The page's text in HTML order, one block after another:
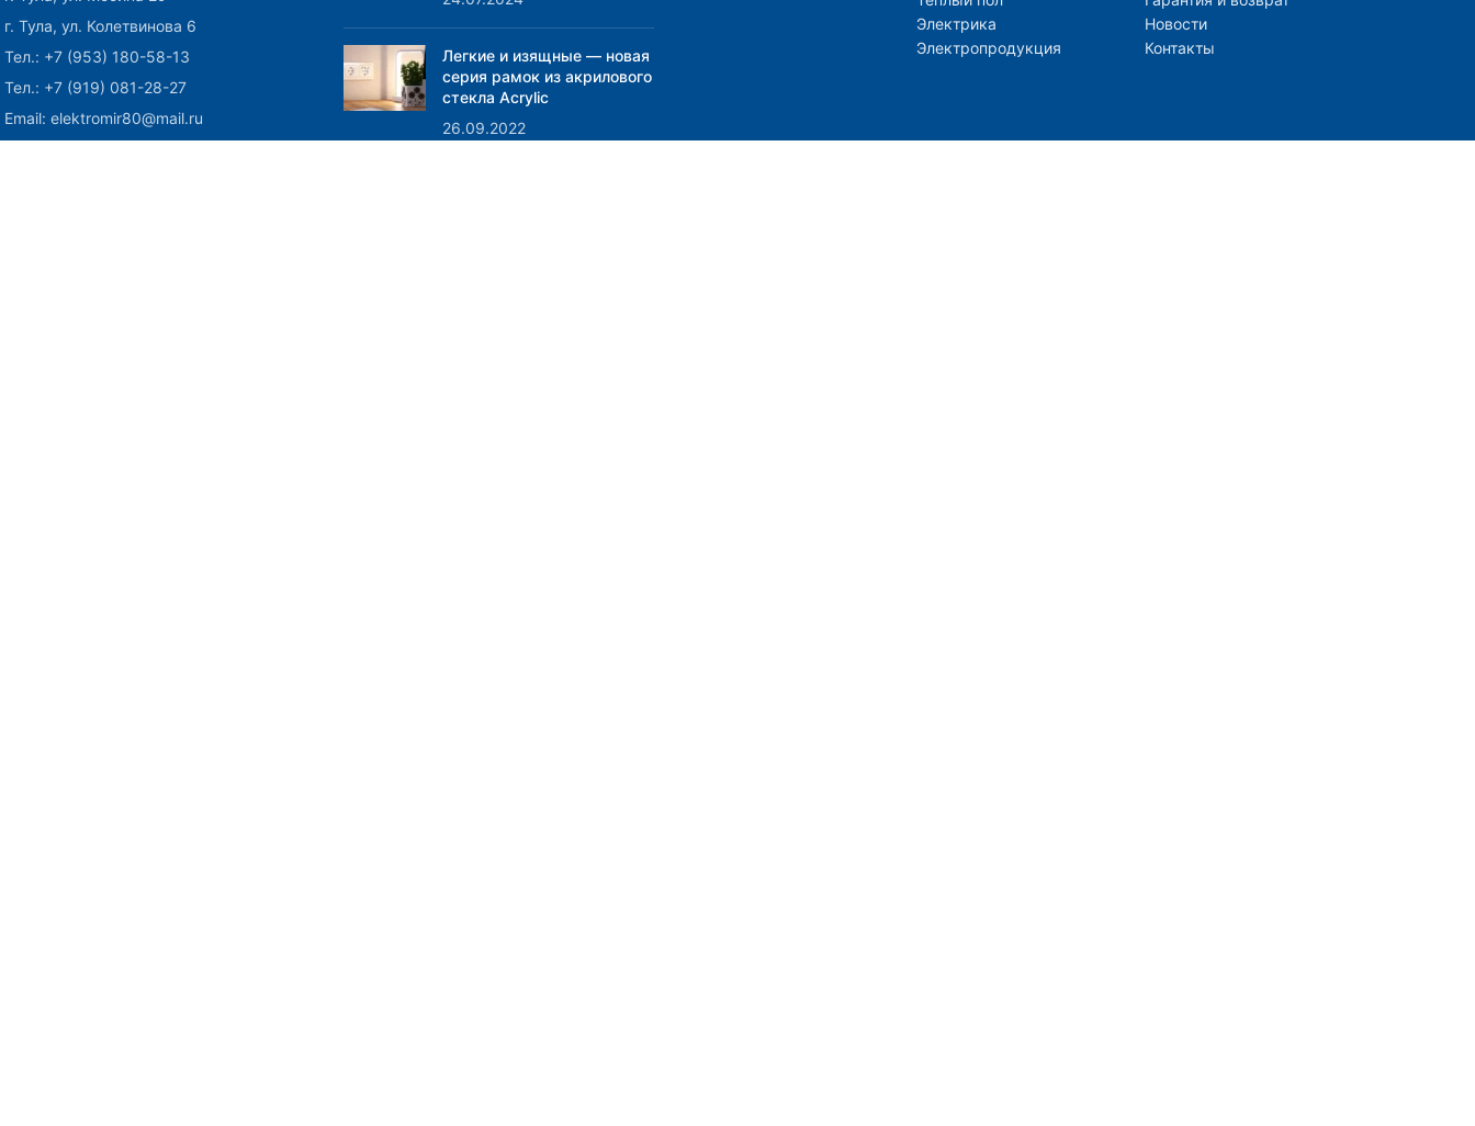
г. Тула, ул. Колетвинова 6
Тел.: +7 (953) 180-58-13
Тел.: +7 (919) 081-28-27
Email: elektromir80@mail.ru
Легкие и изящные — новая
серия рамок из акрилового
стекла Acrylic
26.09.2022
Электрика
Электропродукция
Новости
Контакты